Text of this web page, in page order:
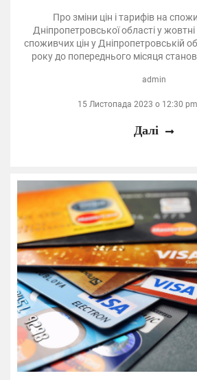
Про зміни цін і тарифів на
Дніпропетровської області у
споживчих цін у Дніпропетровській
року до попереднього місяця
admin
15 Листопада 2023 о 12:30
Далі